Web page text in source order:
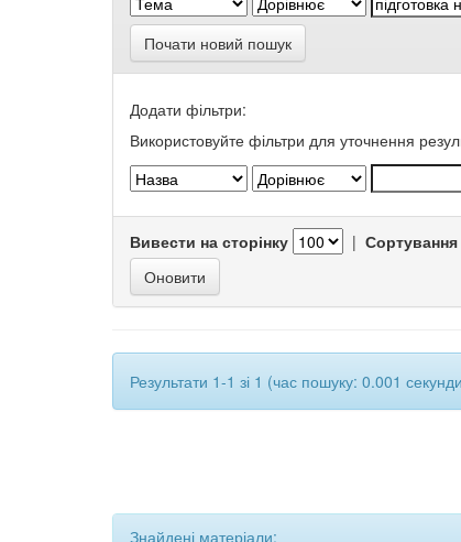
Почати новий пошук
Додати фільтри:
Використовуйте фільтри для уточнення
Вивести на сторінку | Сортування
Результати 1-1 зі 1 (час пошуку: 0.001
Знайдені матеріали: